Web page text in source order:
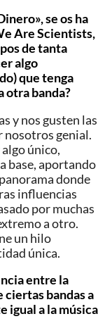
se os ha
Are Scientists,
de tanta
algo
que tenga
otra banda?
y nos gusten las
nosotros genial.
único,
base, aportando
donde
influencias
por muchas
a otro.
un hilo
única.
entre la
ciertas bandas a
igual a la música